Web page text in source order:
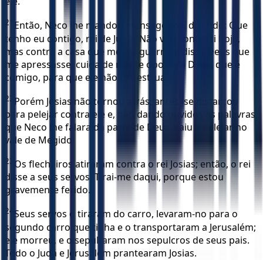
21
Então, Neco lhe mandou mensageiros, dizendo: Que
tenho eu contigo, rei de Judá? Não vou contra ti hoje,
mas contra a casa que me faz guerra; e disse Deus que
me apressasse; cuida de não te opores a Deus, que é
comigo, para que ele não te destrua.
22 Porém Josias não tornou atrás; antes, se disfarçou
para pelejar contra ele e, não dando ouvidos às palavras
que Neco lhe falara da parte de Deus, saiu a pelejar no
vale de Megido.
23 Os flecheiros atiraram contra o rei Josias; então, o rei
disse a seus servos: Tirai-me daqui, porque estou
gravemente ferido.
24 Seus servos o tiraram do carro, levaram-no para o
segundo carro que tinha e o transportaram a Jerusalém;
ele morreu, e o sepultaram nos sepulcros de seus pais.
Todo o Judá e Jerusalém prantearam Josias.